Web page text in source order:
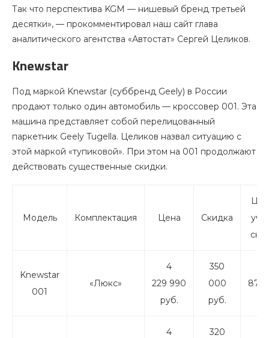
Так что перспектива KGM — нишевый бренд третьей
десятки», — прокомментировал наш сайт глава
аналитического агентства «Автостат» Сергей Целиков.
Knewstar
Под маркой Knewstar (суббренд Geely) в России
продают только один автомобиль — кроссовер 001. Эта
машина представляет собой перелицованный
паркетник Geely Tugella. Целиков назвал ситуацию c
этой маркой «тупиковой». При этом на 001 продолжают
действовать существенные скидки.
Модель Комплектация Цена Скидка
Knewstar
001
«Люкс»
4
229 990
руб.
350
000
руб.
879
4
320